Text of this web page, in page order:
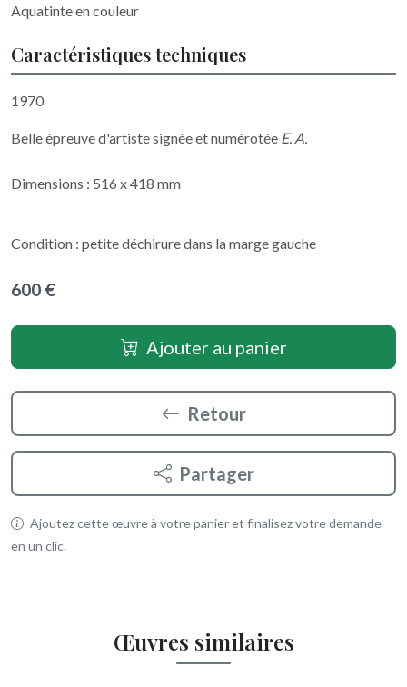
Aquatinte en couleur
Caractéristiques techniques
1970
Belle épreuve d'artiste signée et numérotée E. A.
Dimensions : 516 x 418 mm
Condition : petite déchirure dans la marge gauche
600 €
Ajouter au panier
Retour
Partager
Ajoutez cette œuvre à votre panier et finalisez votre demande
en un clic.
Œuvres similaires